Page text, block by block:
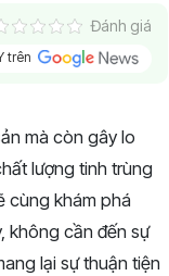
Đánh giá
trên
mà còn gây lo
lượng tinh trùng
cùng khám phá
không cần đến sự
lại sự thuận tiện